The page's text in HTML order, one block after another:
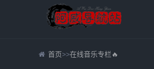
首页>>在线音乐专栏🔥